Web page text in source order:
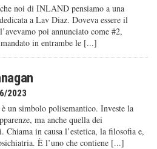
noi di INLAND pensiamo a una
a Lav Diaz. Doveva essere il
poi annunciato come #2,
in entrambe le [...]
2023
un simbolo polisemantico. Investe la
ma anche quella dei
Chiama in causa l’estetica, la filosofia e,
È l’uno che contiene [...]